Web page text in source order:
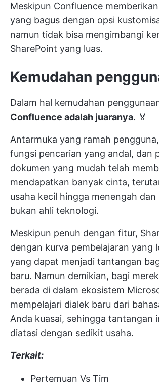
Meskipun Confluence
yang bagus dengan opsi
namun tidak bisa mengimbangi
SharePoint yang luas.
Kemudahan
Dalam hal kemudahan
Confluence adalah juaranya. 🏅
Antarmuka yang ramah
fungsi pencarian yang andal, dan
dokumen yang mudah telah
mendapatkan banyak cinta,
usaha kecil hingga menengah
bukan ahli teknologi.
Meskipun penuh dengan fitur,
dengan kurva pembelajaran yang
yang dapat menjadi tantangan
baru. Namun demikian, bagi
berada di dalam ekosistem
mempelajari dialek baru dari
Anda kuasai, sehingga tantangan
diatasi dengan sedikit usaha.
Terkait:
Pertemuan Vs Tim